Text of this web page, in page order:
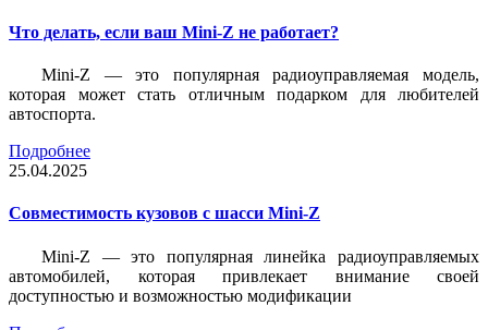
Что делать, если ваш Mini-Z не работает?
Mini-Z — это популярная радиоуправляемая модель,
которая может стать отличным подарком для любителей
автоспорта.
Подробнее
25.04.2025
Совместимость кузовов с шасси Mini-Z
Mini-Z — это популярная линейка радиоуправляемых
автомобилей, которая привлекает внимание своей
доступностью и возможностью модификации